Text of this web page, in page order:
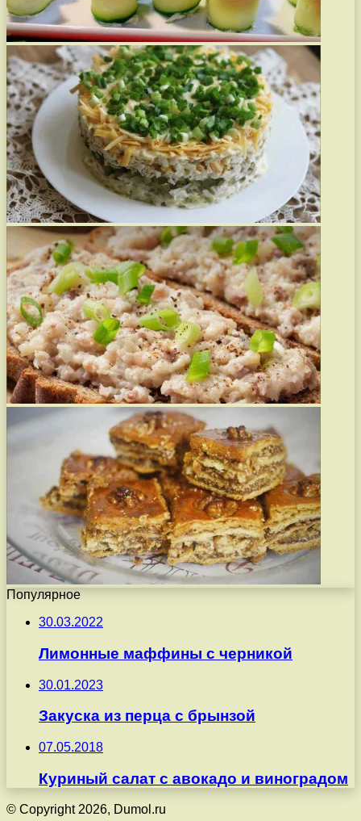
Популярное
30.03.2022
Лимонные маффины с черникой
30.01.2023
Закуска из перца с брынзой
07.05.2018
Куриный салат с авокадо и виноградом
© Copyright 2026, Dumol.ru